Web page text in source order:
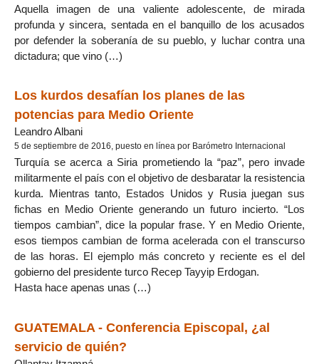
Aquella imagen de una valiente adolescente, de mirada
profunda y sincera, sentada en el banquillo de los acusados
por defender la soberanía de su pueblo, y luchar contra una
dictadura; que vino (…)
Los kurdos desafían los planes de las
potencias para Medio Oriente
Leandro Albani
5 de septiembre de 2016, puesto en línea por Barómetro Internacional
Turquía se acerca a Siria prometiendo la “paz”, pero invade
militarmente el país con el objetivo de desbaratar la resistencia
kurda. Mientras tanto, Estados Unidos y Rusia juegan sus
fichas en Medio Oriente generando un futuro incierto. “Los
tiempos cambian”, dice la popular frase. Y en Medio Oriente,
esos tiempos cambian de forma acelerada con el transcurso
de las horas. El ejemplo más concreto y reciente es el del
gobierno del presidente turco Recep Tayyip Erdogan.
Hasta hace apenas unas (…)
GUATEMALA - Conferencia Episcopal, ¿al
servicio de quién?